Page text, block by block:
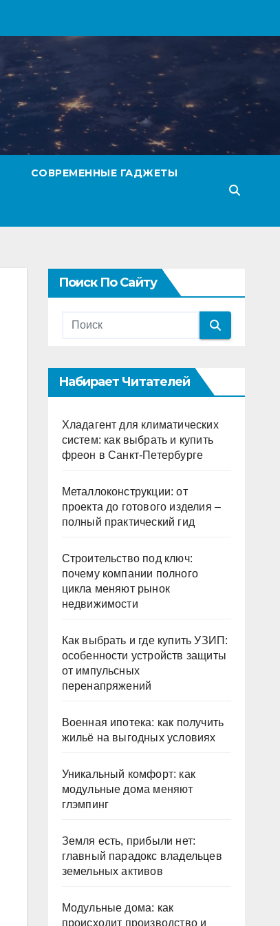
СОВРЕМЕННЫЕ ГАДЖЕТЫ
Поиск По Сайту
Набирает Читателей
Хладагент для климатических
систем: как выбрать и купить
фреон в Санкт-Петербурге
Металлоконструкции: от
проекта до готового изделия –
полный практический гид
Строительство под ключ:
почему компании полного
цикла меняют рынок
недвижимости
Как выбрать и где купить УЗИП:
особенности устройств защиты
от импульсных
перенапряжений
Военная ипотека: как получить
жильё на выгодных условиях
Уникальный комфорт: как
модульные дома меняют
глэмпинг
Земля есть, прибыли нет:
главный парадокс владельцев
земельных активов
Модульные дома: как
происходит производство и